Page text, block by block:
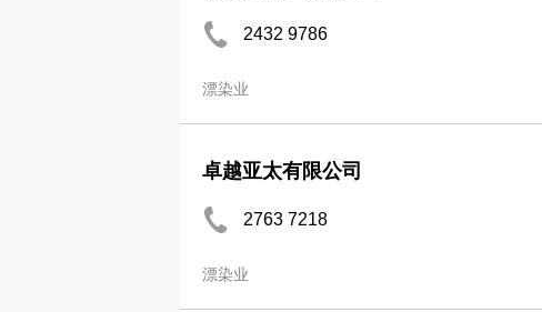
2432 9786
漂染业
卓越亚太有限公司
2763 7218
漂染业